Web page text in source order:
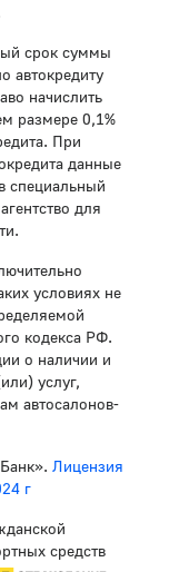
срок суммы
автокредиту
начислить
размере 0,1%
При
данные
специальный
для
условиях не
кодекса РФ.
о наличии и
услуг,
автосалонов-
Лицензия
г
средств